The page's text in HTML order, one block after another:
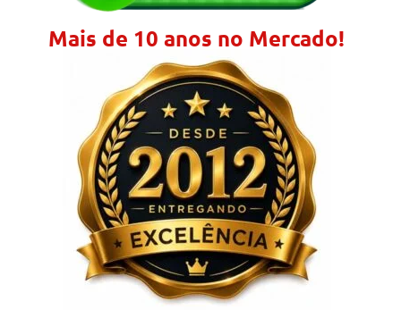
Mais de 10 anos no Mercado!